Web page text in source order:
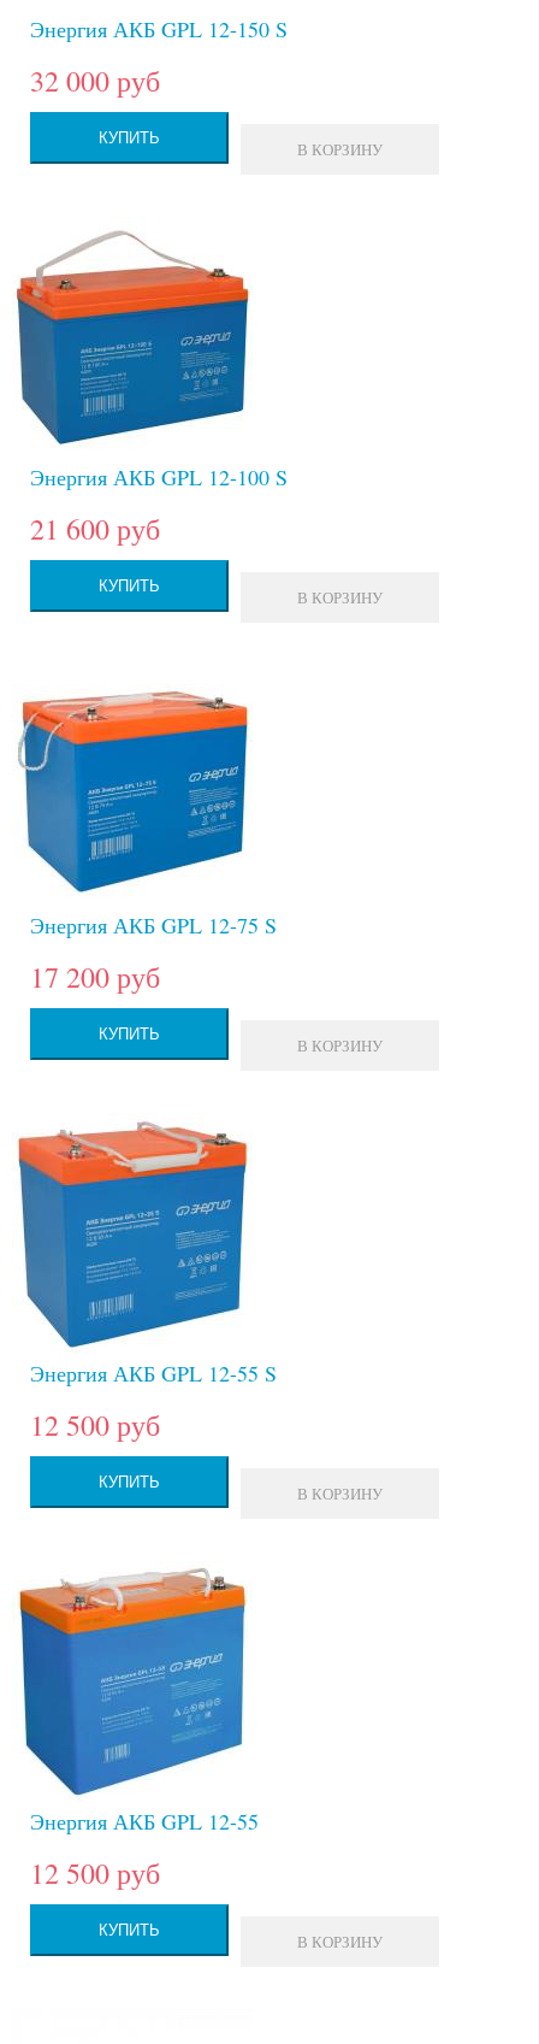
Энергия АКБ GPL 12-150 S
32 000 руб
КУПИТЬ
В КОРЗИНУ
Энергия АКБ GPL 12-100 S
21 600 руб
КУПИТЬ
В КОРЗИНУ
Энергия АКБ GPL 12-75 S
17 200 руб
КУПИТЬ
В КОРЗИНУ
Энергия АКБ GPL 12-55 S
12 500 руб
КУПИТЬ
В КОРЗИНУ
Энергия АКБ GPL 12-55
12 500 руб
КУПИТЬ
В КОРЗИНУ